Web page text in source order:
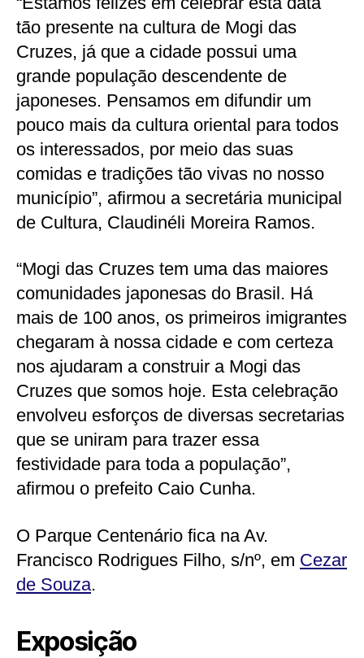
tão presente na cultura de Mogi das
Cruzes, já que a cidade possui uma
grande população descendente de
japoneses. Pensamos em difundir um
pouco mais da cultura oriental para todos
os interessados, por meio das suas
comidas e tradições tão vivas no nosso
município”, afirmou a secretária municipal
de Cultura, Claudinéli Moreira Ramos.
“Mogi das Cruzes tem uma das maiores
comunidades japonesas do Brasil. Há
mais de 100 anos, os primeiros imigrantes
chegaram à nossa cidade e com certeza
nos ajudaram a construir a Mogi das
Cruzes que somos hoje. Esta celebração
envolveu esforços de diversas secretarias
que se uniram para trazer essa
festividade para toda a população”,
afirmou o prefeito Caio Cunha.
O Parque Centenário fica na Av.
Francisco Rodrigues Filho, s/nº, em Cezar
de Souza.
Exposição